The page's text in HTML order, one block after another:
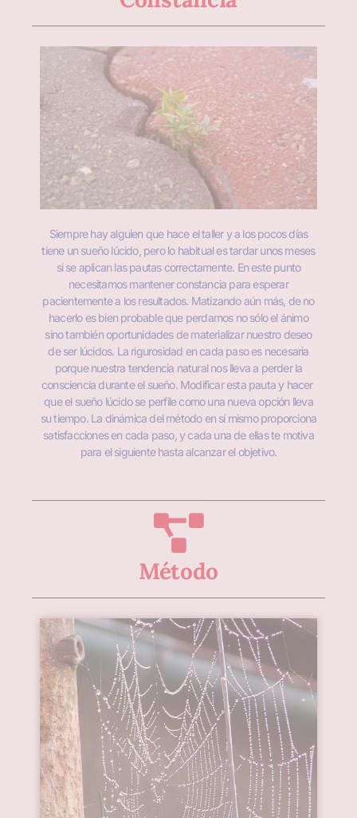
Siempre hay alguien que hace el taller y a los pocos días
tiene un sueño lúcido, pero lo habitual es tardar unos meses
si se aplican las pautas correctamente. En este punto
necesitamos mantener constancia para esperar
pacientemente a los resultados. Matizando aún más, de no
hacerlo es bien probable que perdamos no sólo el ánimo
sino también oportunidades de materializar nuestro deseo
de ser lúcidos. La rigurosidad en cada paso es necesaria
porque nuestra tendencia natural nos lleva a perder la
consciencia durante el sueño. Modificar esta pauta y hacer
que el sueño lúcido se perfile como una nueva opción lleva
su tiempo. La dinámica del método en sí mismo proporciona
satisfacciones en cada paso, y cada una de ellas te motiva
para el siguiente hasta alcanzar el objetivo.
Método